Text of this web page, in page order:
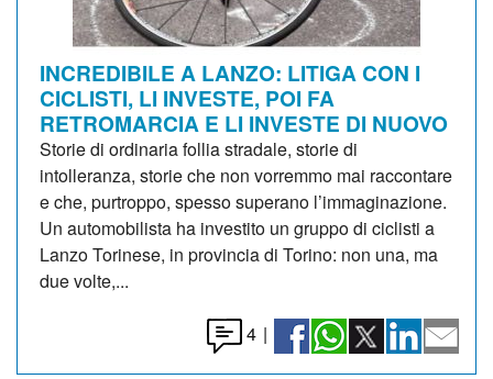
INCREDIBILE A LANZO: LITIGA CON I
CICLISTI, LI INVESTE, POI FA
RETROMARCIA E LI INVESTE DI NUOVO
Storie di ordinaria follia stradale, storie di
intolleranza, storie che non vorremmo mai raccontare
e che, purtroppo, spesso superano l’immaginazione.
Un automobilista ha investito un gruppo di ciclisti a
Lanzo Torinese, in provincia di Torino: non una, ma
due volte,...
4 |